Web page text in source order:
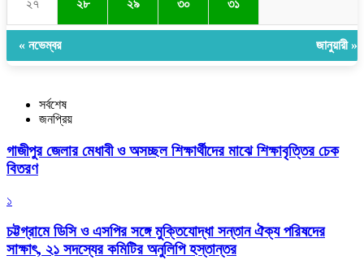
২৭ ২৮ ২৯ ৩০ ৩১
« নভেম্বর জানুয়ারী »
সর্বশেষ
জনপ্রিয়
গাজীপুর জেলার মেধাবী ও অসচ্ছল শিক্ষার্থীদের মাঝে শিক্ষাবৃত্তির চেক
বিতরণ
১
চট্টগ্রামে ডিসি ও এসপির সঙ্গে মুক্তিযোদ্ধা সন্তান ঐক্য পরিষদের
সাক্ষাৎ, ২১ সদস্যের কমিটির অনুলিপি হস্তান্তর